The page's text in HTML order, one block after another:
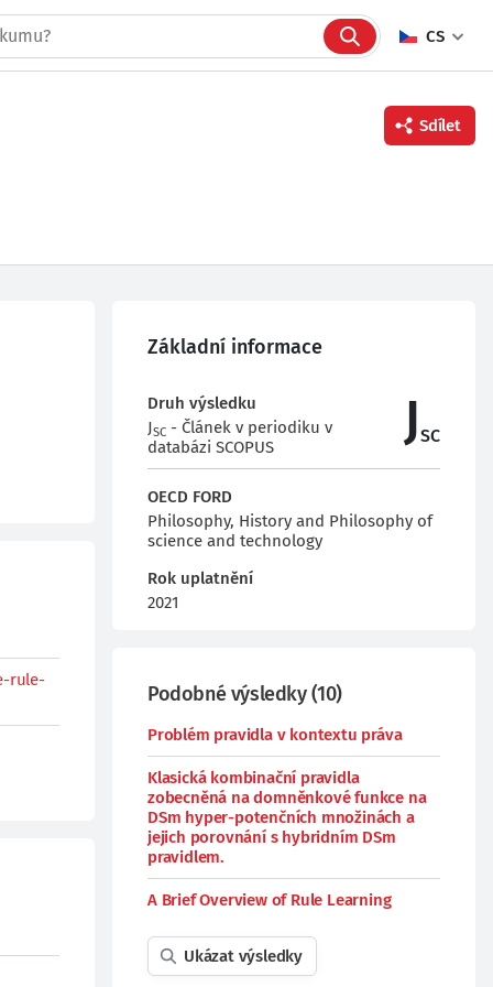
CS
Twitter
Sdílet
rule-
Základní informace
Druh výsledku
JSC - Článek v periodiku v
databázi SCOPUS
JSC
OECD FORD
Philosophy, History and Philosophy of
science and technology
Rok uplatnění
2021
Podobné výsledky(10)
Problém pravidla v kontextu práva
Klasická kombinační pravidla
zobecněná na domněnkové funkce na
DSm hyper-potenčních množinách a
jejich porovnání s hybridním DSm
pravidlem.
A Brief Overview of Rule Learning
Ukázat výsledky